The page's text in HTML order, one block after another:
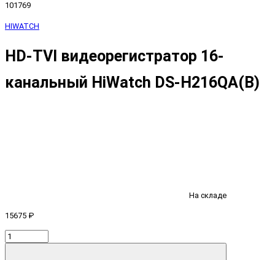
101769
HIWATCH
HD-TVI видеорегистратор 16-
канальный HiWatch DS-H216QA(B)
На складе
15675 ₽